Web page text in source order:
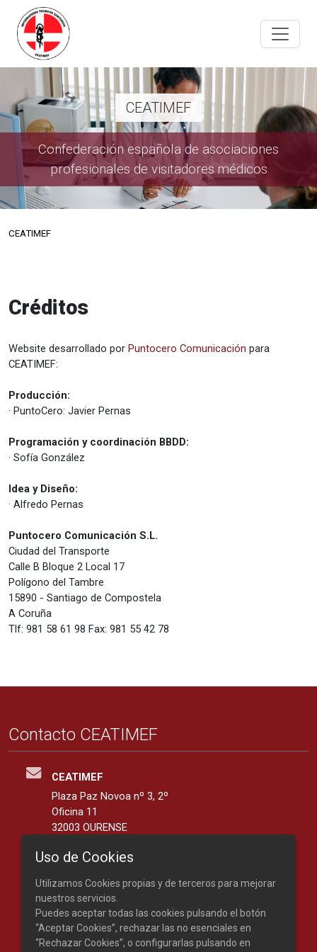
CEATIMEF
Confederación española de asociaciones
profesionales de visitadores médicos
CEATIMEF
Créditos
Website desarrollado por Puntocero Comunicación para
CEATIMEF:
Producción:
· PuntoCero: Javier Pernas
Programación y coordinación BBDD:
· Sofía González
Idea y Diseño:
· Alfredo Pernas
Puntocero Comunicación S.L.
Ciudad del Transporte
Calle B Bloque 2 Local 17
Polígono del Tambre
15890 - Santiago de Compostela
A Coruña
Tlf: 981 58 61 98 Fax: 981 55 42 78
Contacto CEATIMEF
CEATIMEF
Plaza Paz Novoa nº 3, 2º
Oficina 11
32003 OURENSE
Teléfono: 988 219 893
Uso de Cookies
Utilizamos Cookies propias y de terceros para mejorar
nuestros servicios.
Puedes aceptar todas las cookies pulsando el botón
“Aceptar Cookies”, rechazar las no esenciales en
“Rechazar Cookies”, o configurarlas pulsando en